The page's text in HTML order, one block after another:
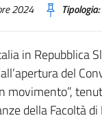
2024 Tipologia:
in
del
movimento”,
della Facoltà